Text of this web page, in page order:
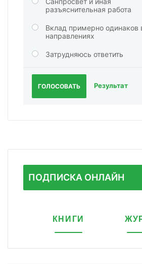
разъяснительная работа
Вклад примерно одинаков
направлениях
Затрудняюсь ответить
ГОЛОСОВАТЬ Результат
ПОДПИСКА ОНЛАЙН
КНИГИ